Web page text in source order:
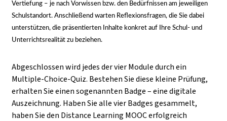
Vertiefung – je nach Vorwissen bzw. den Bedürfnissen am jeweiligen
Schulstandort. Anschließend warten Reflexionsfragen, die Sie dabei
unterstützen, die präsentierten Inhalte konkret auf Ihre Schul- und
Unterrichtsrealität zu beziehen.
Abgeschlossen wird jedes der vier Module durch ein
Multiple-Choice-Quiz. Bestehen Sie diese kleine Prüfung,
erhalten Sie einen sogenannten Badge–eine digitale
Auszeichnung. Haben Sie alle vier Badges gesammelt,
haben Sie den Distance Learning MOOC erfolgreich